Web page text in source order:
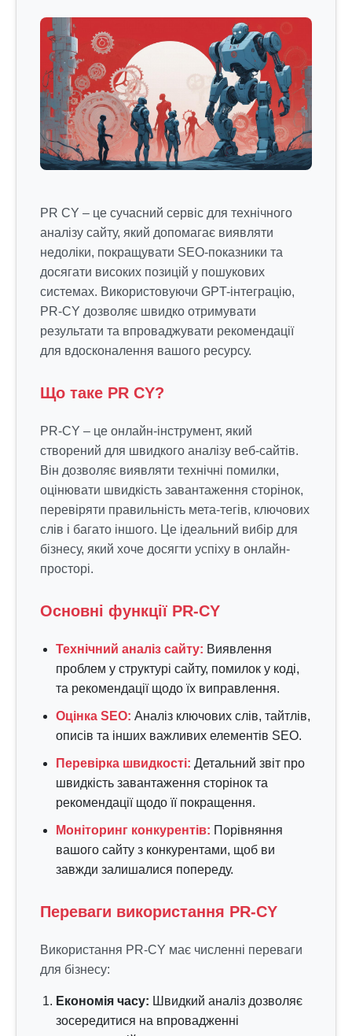
PR CY – це сучасний сервіс для технічного
аналізу сайту, який допомагає виявляти
недоліки, покращувати SEO-показники та
досягати високих позицій у пошукових
системах. Використовуючи GPT-інтеграцію,
PR-CY дозволяє швидко отримувати
результати та впроваджувати рекомендації
для вдосконалення вашого ресурсу.
Що таке PR CY?
PR-CY – це онлайн-інструмент, який
створений для швидкого аналізу веб-сайтів.
Він дозволяє виявляти технічні помилки,
оцінювати швидкість завантаження сторінок,
перевіряти правильність мета-тегів, ключових
слів і багато іншого. Це ідеальний вибір для
бізнесу, який хоче досягти успіху в онлайн-
просторі.
Основні функції PR-CY
Технічний аналіз сайту: Виявлення
проблем у структурі сайту, помилок у коді,
та рекомендації щодо їх виправлення.
Оцінка SEO: Аналіз ключових слів, тайтлів,
описів та інших важливих елементів SEO.
Перевірка швидкості: Детальний звіт про
швидкість завантаження сторінок та
рекомендації щодо її покращення.
Моніторинг конкурентів: Порівняння
вашого сайту з конкурентами, щоб ви
завжди залишалися попереду.
Переваги використання PR-CY
Використання PR-CY має численні переваги
для бізнесу:
Економія часу: Швидкий аналіз дозволяє
зосередитися на впровадженні